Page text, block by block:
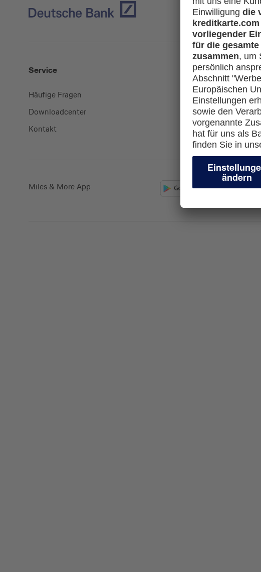
Service
Häufige Fragen
Downloadcenter
Kontakt
Mehr
Kreditkarten-Banking
miles-and-more.com
lufthansa.com
Miles & More App